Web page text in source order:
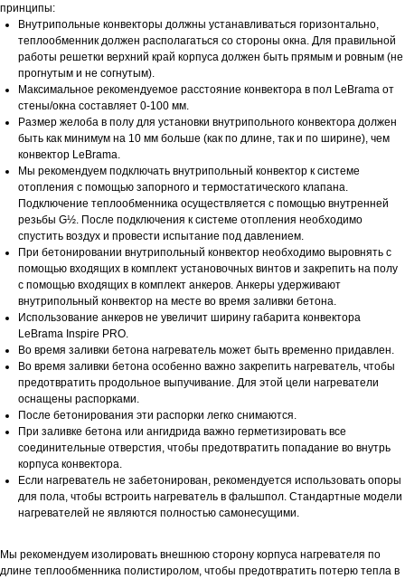
принципы:
Внутрипольные конвекторы должны устанавливаться горизонтально,
теплообменник должен располагаться со стороны окна. Для правильной
работы решетки верхний край корпуса должен быть прямым и ровным (не
прогнутым и не согнутым).
Максимальное рекомендуемое расстояние конвектора в пол LeBrama от
стены/окна составляет 0-100 мм.
Размер желоба в полу для установки внутрипольного конвектора должен
быть как минимум на 10 мм больше (как по длине, так и по ширине), чем
конвектор LeBrama.
Мы рекомендуем подключать внутрипольный конвектор к системе
отопления с помощью запорного и термостатического клапана.
Подключение теплообменника осуществляется с помощью внутренней
резьбы G½. После подключения к системе отопления необходимо
спустить воздух и провести испытание под давлением.
При бетонировании внутрипольный конвектор необходимо выровнять с
помощью входящих в комплект установочных винтов и закрепить на полу
с помощью входящих в комплект анкеров. Анкеры удерживают
внутрипольный конвектор на месте во время заливки бетона.
Использование анкеров не увеличит ширину габарита конвектора
LeBrama Inspire PRO.
Во время заливки бетона нагреватель может быть временно придавлен.
Во время заливки бетона особенно важно закрепить нагреватель, чтобы
предотвратить продольное выпучивание. Для этой цели нагреватели
оснащены распорками.
После бетонирования эти распорки легко снимаются.
При заливке бетона или ангидрида важно герметизировать все
соединительные отверстия, чтобы предотвратить попадание во внутрь
корпуса конвектора.
Если нагреватель не забетонирован, рекомендуется использовать опоры
для пола, чтобы встроить нагреватель в фальшпол. Стандартные модели
нагревателей не являются полностью самонесущими.
Мы рекомендуем изолировать внешнюю сторону корпуса нагревателя по
длине теплообменника полистиролом, чтобы предотвратить потерю тепла в